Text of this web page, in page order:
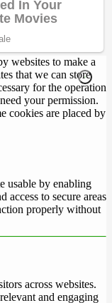
websites to make a
that we can store
for the operation
your permission.
cookies are placed by
usable by enabling
access to secure areas
properly without
across websites.
and engaging